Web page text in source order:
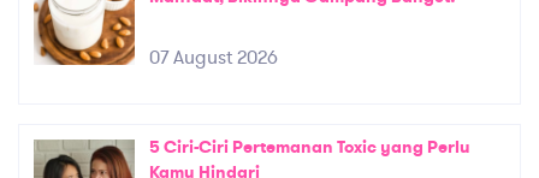
07 August 2026
5 Ciri-Ciri Pertemanan Toxic yang Perlu
Kamu Hindari